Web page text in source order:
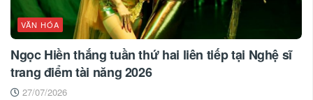
VĂN HÓA
Ngọc Hiền thắng tuần thứ hai liên tiếp tại Nghệ sĩ
trang điểm tài năng 2026
27/07/2026